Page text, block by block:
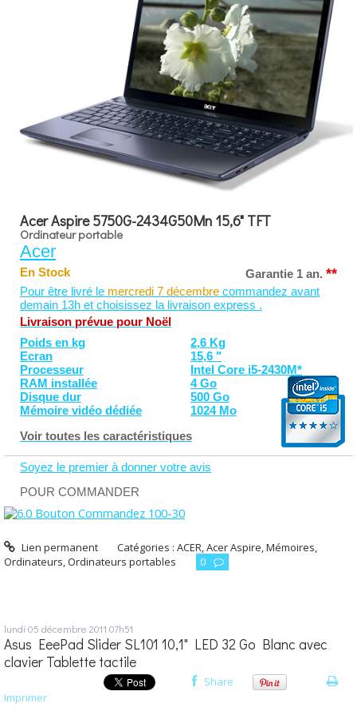
Acer Aspire 5750G-2434G50Mn 15,6" TFT
Ordinateur portable
Acer
En Stock Garantie 1 an. **
Pour être livré le mercredi 7 décembre commandez avant
demain 13h et choisissez la livraison express .
Livraison prévue pour Noël
Poids en kg
2,6 Kg
Ecran
15,6 "
Processeur
Intel Core i5-2430M*
RAM installée
4 Go
Disque dur
500 Go
Mémoire vidéo dédiée
1024 Mo
Voir toutes les caractéristiques
Soyez le premier à donner votre avis
POUR COMMANDER
Lien permanent Catégories :ACER,Acer Aspire,Mémoires,
Ordinateurs,Ordinateurs portables 0
lundi 05 décembre 2011 07h51
Asus EeePad Slider SL101 10,1" LED 32 Go Blanc avec
clavier Tablette tactile
Share
Imprimer